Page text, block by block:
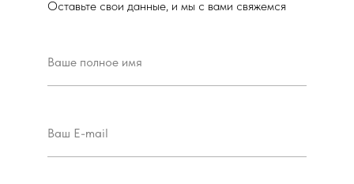
Оставьте свои данные, и мы с вами свяжемся